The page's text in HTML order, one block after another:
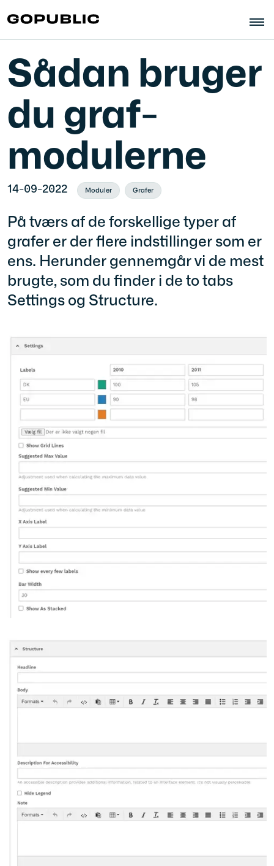
Sådan bruger
du graf-
modulerne
14-09-2022 Moduler Grafer
På tværs af de forskellige typer af
grafer er der flere indstillinger som er
ens. Herunder gennemgår vi de mest
brugte, som du finder i de to tabs
Settings og Structure.